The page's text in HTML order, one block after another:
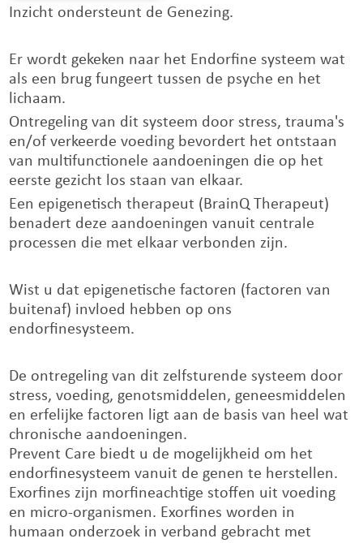
Inzicht ondersteunt de Genezing.
Er wordt gekeken naar het Endorfine systeem wat
als een brug fungeert tussen de psyche en het
lichaam.
Ontregeling van dit systeem door stress, trauma's
en/of verkeerde voeding bevordert het ontstaan
van multifunctionele aandoeningen die op het
eerste gezicht los staan van elkaar.
Een epigenetisch therapeut (BrainQ Therapeut)
benadert deze aandoeningen vanuit centrale
processen die met elkaar verbonden zijn.
Wist u dat epigenetische factoren (factoren van
buitenaf) invloed hebben op ons
endorfinesysteem.
De ontregeling van dit zelfsturende systeem door
stress, voeding, genotsmiddelen, geneesmiddelen
en erfelijke factoren ligt aan de basis van heel wat
chronische aandoeningen.
Prevent Care biedt u de mogelijkheid om het
endorfinesysteem vanuit de genen te herstellen.
Exorfines zijn morfineachtige stoffen uit voeding
en micro-organismen. Exorfines worden in
humaan onderzoek in verband gebracht met